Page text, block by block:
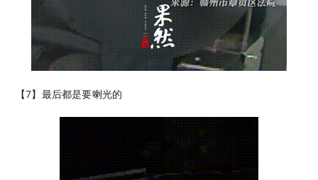
【7】最后都是要喇光的